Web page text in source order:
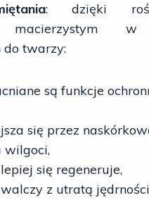
: dzięki
macierzystym
do twarzy:
są funkcje
się przez
wilgoci,
się regeneruje,
z utratą jędrności